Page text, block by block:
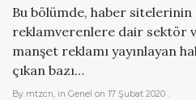
Bu bölümde, haber
reklamverenlere dair sektör
manşet reklamı yayınlayan
çıkan bazı…
By mtzcn , in Genel on 17 Şubat 2020